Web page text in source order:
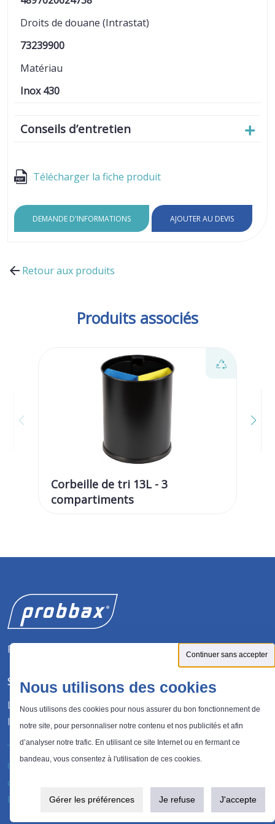
Droits de douane (Intrastat)
73239900
Matériau
Inox 430
Conseils d’entretien
Télécharger la fiche produit
DEMANDE D'INFORMATIONS AJOUTER AU DEVIS
Retour aux produits
Produits associés
Corbeille de tri 13L - 3
compartiments
Fabricant de solutions pour la gestion des déchets.
SUIVEZ-NOUS
LinkedIn
Instagram
© 2026 Probbax ®
confidentialité
Design et développement :Plugandcom
Continuer sans accepter
Nous utilisons des cookies
Nous utilisons des cookies pour nous assurer du bon fonctionnement de
notre site, pour personnaliser notre contenu et nos publicités et afin
d’analyser notre trafic. En utilisant ce site Internet ou en fermant ce
bandeau, vous consentez à l'utilisation de ces cookies.
Gérer les préférences Je refuse J'accepte